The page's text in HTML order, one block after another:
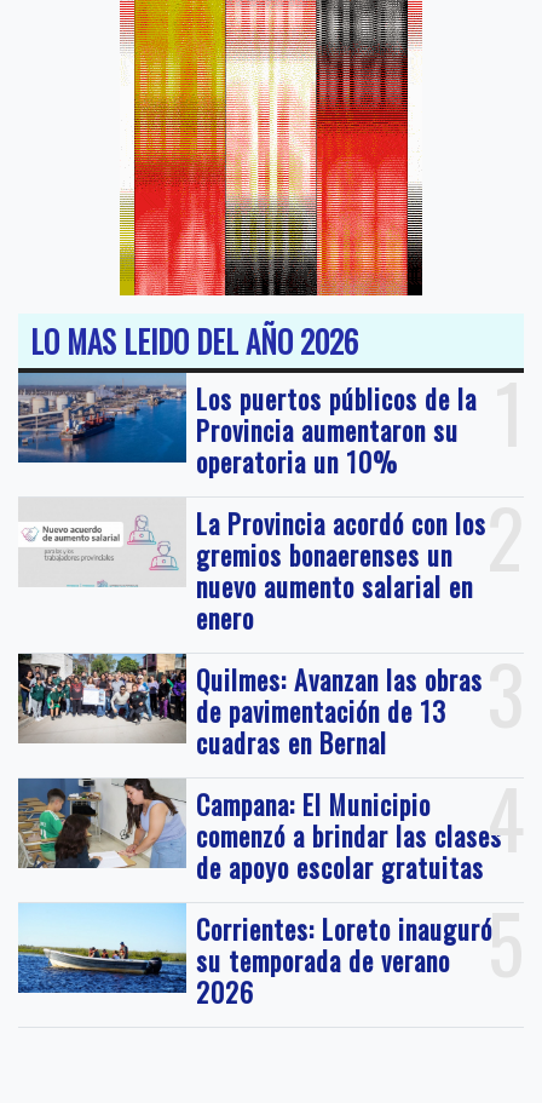
LO MAS LEIDO DEL AÑO 2026
1
Los puertos públicos de la
Provincia aumentaron su
operatoria un 10%
2
La Provincia acordó con los
gremios bonaerenses un
nuevo aumento salarial en
enero
3
Quilmes: Avanzan las obras
de pavimentación de 13
cuadras en Bernal
4
Campana: El Municipio
comenzó a brindar las clases
de apoyo escolar gratuitas
5
Corrientes: Loreto inauguró
su temporada de verano
2026